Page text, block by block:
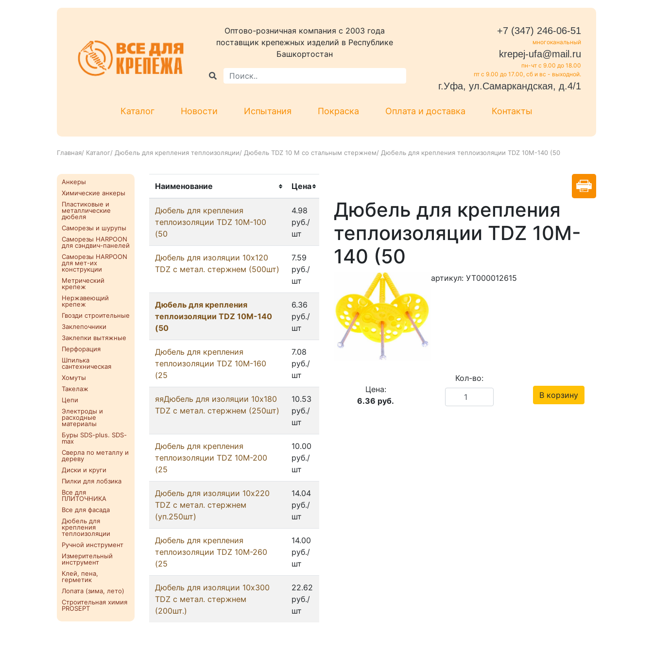
Оптово-розничная компания c 2003 года
поставщик крепежных изделий в Республике
Башкортостан
+7 (347) 246-06-51
многоканальный
krepej-ufa@mail.ru
пн-чт с 9.00 до 18.00
пт с 9.00 до 17.00, сб и вс - выходной.
г.Уфа, ул.Самаркандская, д.4/1
Каталог Новости Испытания Покраска Оплата и доставка Контакты
Главная/ Каталог/ Дюбель для крепления теплоизоляции/ Дюбель TDZ 10 M со стальным стержнем/ Дюбель для крепления теплоизоляции TDZ 10M-140 (50
Анкеры
Химические анкеры
Пластиковые и
металлические
дюбеля
Саморезы и шурупы
Саморезы HARPOON
для сэндвич-панелей
Саморезы HARPOON
для мет-их
конструкции
Метрический
крепеж
Нержавеющий
крепеж
Гвозди строительные
Заклепочники
Заклепки вытяжные
Перфорация
Шпилька
сантехническая
Хомуты
Такелаж
Цепи
Электроды и
расходные
материалы
Буры SDS-plus. SDS-
max
Сверла по металлу и
дереву
Диски и круги
Пилки для лобзика
Все для
ПЛИТОЧНИКА
Все для фасада
Дюбель для
крепления
теплоизоляции
Ручной инструмент
Измерительный
инструмент
Клей, пена,
герметик
Лопата (зима, лето)
Строительная химия
PROSEPT
Наименование Цена
Дюбель для крепления
теплоизоляции TDZ 10M-100
(50
4.98
руб./
шт
Дюбель для изоляции 10x120
TDZ c метал. стержнем (500шт)
7.59
руб./
шт
Дюбель для крепления
теплоизоляции TDZ 10M-140
(50
6.36
руб./
шт
Дюбель для крепления
теплоизоляции TDZ 10M-160
(25
7.08
руб./
шт
яяДюбель для изоляции 10x180
TDZ c метал. стержнем (250шт)
10.53
руб./
шт
Дюбель для крепления
теплоизоляции TDZ 10M-200
(25
10.00
руб./
шт
Дюбель для изоляции 10x220
TDZ с метал. стержнем
(уп.250шт)
14.04
руб./
шт
Дюбель для крепления
теплоизоляции TDZ 10M-260
(25
14.00
руб./
шт
Дюбель для изоляции 10x300
TDZ с метал. стержнем
(200шт.)
22.62
руб./
шт
Дюбель для крепления
теплоизоляции TDZ 10M-
140 (50
артикул: УТ000012615
Цена:
6.36 руб.
Кол-во:
В корзину